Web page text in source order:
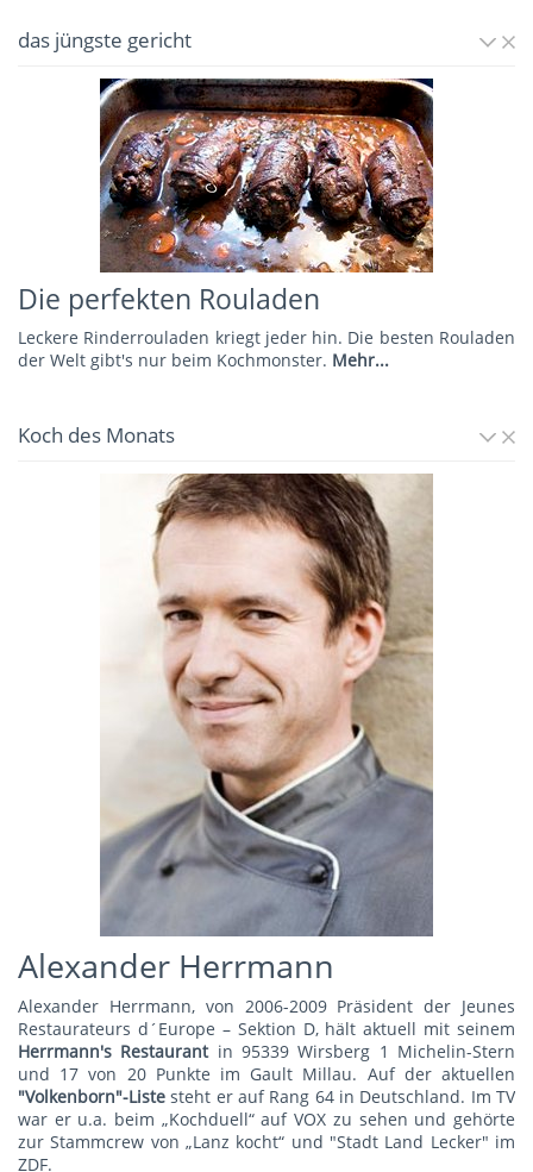
das jüngste gericht
Die perfekten Rouladen
Leckere Rinderrouladen kriegt jeder hin. Die besten Rouladen
der Welt gibt's nur beim Kochmonster. Mehr...
Koch des Monats
Alexander Herrmann
Alexander Herrmann, von 2006-2009 Präsident der Jeunes
Restaurateurs d´Europe – Sektion D, hält aktuell mit seinem
Herrmann's Restaurant in 95339 Wirsberg 1 Michelin-Stern
und 17 von 20 Punkte im Gault Millau. Auf der aktuellen
"Volkenborn"-Liste steht er auf Rang 64 in Deutschland. Im TV
war er u.a. beim „Kochduell“ auf VOX zu sehen und gehörte
zur Stammcrew von „Lanz kocht“ und "Stadt Land Lecker" im
ZDF.